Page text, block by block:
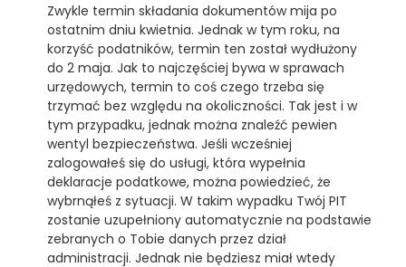
Zwykle termin składania dokumentów mija po
ostatnim dniu kwietnia. Jednak w tym roku, na
korzyść podatników, termin ten został wydłużony
do 2 maja. Jak to najczęściej bywa w sprawach
urzędowych, termin to coś czego trzeba się
trzymać bez względu na okoliczności. Tak jest i w
tym przypadku, jednak można znaleźć pewien
wentyl bezpieczeństwa. Jeśli wcześniej
zalogowałeś się do usługi, która wypełnia
deklaracje podatkowe, można powiedzieć, że
wybrnąłeś z sytuacji. W takim wypadku Twój PIT
zostanie uzupełniony automatycznie na podstawie
zebranych o Tobie danych przez dział
administracji. Jednak nie będziesz miał wtedy